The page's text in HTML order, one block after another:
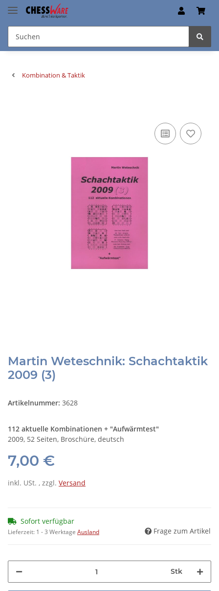
Kombination & Taktik
Martin Weteschnik: Schachtaktik
2009 (3)
Artikelnummer: 3628
112 aktuelle Kombinationen + "Aufwärmtest"
2009, 52 Seiten, Broschüre, deutsch
7,00 €
inkl. USt. , zzgl. Versand
Sofort verfügbar
Lieferzeit: 1 - 3 Werktage Ausland Frage zum Artikel
Stk